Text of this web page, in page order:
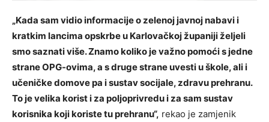
„Kada sam vidio informacije o zelenoj javnoj nabavi i
kratkim lancima opskrbe u Karlovačkoj županiji željeli
smo saznati više. Znamo koliko je važno pomoći s jedne
strane OPG-ovima, a s druge strane uvesti u škole, ali i
učeničke domove pa i sustav socijale, zdravu prehranu.
To je velika korist i za poljoprivredu i za sam sustav
korisnika koji koriste tu prehranu“, rekao je zamjenik